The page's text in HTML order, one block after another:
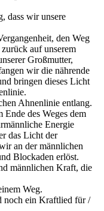
dass wir unsere
den Weg
auf unserem
Großmutter,
wir die nährende
bringen dieses Licht
Ahnenlinie entlang.
des Weges dem
Energie
das Licht der
an der männlichen
Blockaden erlöst.
männlichen Kraft, die
Weg.
noch ein Kraftlied für /